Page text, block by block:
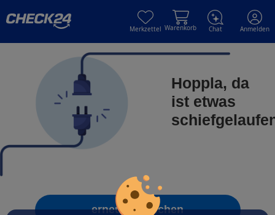
Merkzettel Warenkorb Chat Anmelden
Hoppla, da
ist etwas
erneut versuchen